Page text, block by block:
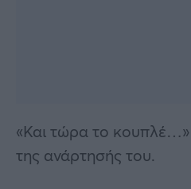
«Και τώρα το
της ανάρτησής του.